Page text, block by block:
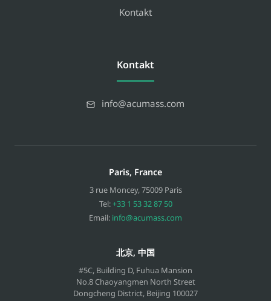
Kontakt
Kontakt
info@acumass.com
Paris, France
3 rue Moncey,75009 Paris
Tel:+33 1 53 32 87 50
Email: info@acumass.com
北京, 中国
#5C, Building D, Fuhua Mansion
No.8 Chaoyangmen North Street
Dongcheng District, Beijing 100027